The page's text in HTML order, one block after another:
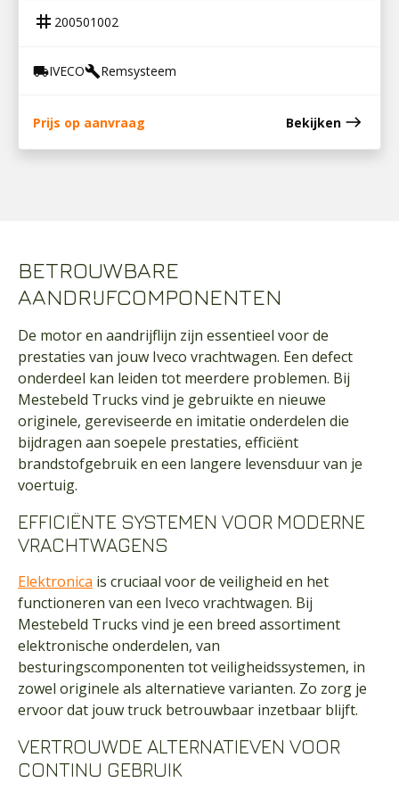
tag 200501002
local_shippingIVECObuildRemsysteem
Prijs op aanvraag Bekijken east
BETROUWBARE
AANDRIJFCOMPONENTEN
De motor en aandrijflijn zijn essentieel voor de
prestaties van jouw Iveco vrachtwagen. Een defect
onderdeel kan leiden tot meerdere problemen. Bij
Mestebeld Trucks vind je gebruikte en nieuwe
originele, gereviseerde en imitatie onderdelen die
bijdragen aan soepele prestaties, efficiënt
brandstofgebruik en een langere levensduur van je
voertuig.
EFFICIËNTE SYSTEMEN VOOR MODERNE
VRACHTWAGENS
Elektronica is cruciaal voor de veiligheid en het
functioneren van een Iveco vrachtwagen. Bij
Mestebeld Trucks vind je een breed assortiment
elektronische onderdelen, van
besturingscomponenten tot veiligheidssystemen, in
zowel originele als alternatieve varianten. Zo zorg je
ervoor dat jouw truck betrouwbaar inzetbaar blijft.
VERTROUWDE ALTERNATIEVEN VOOR
CONTINU GEBRUIK